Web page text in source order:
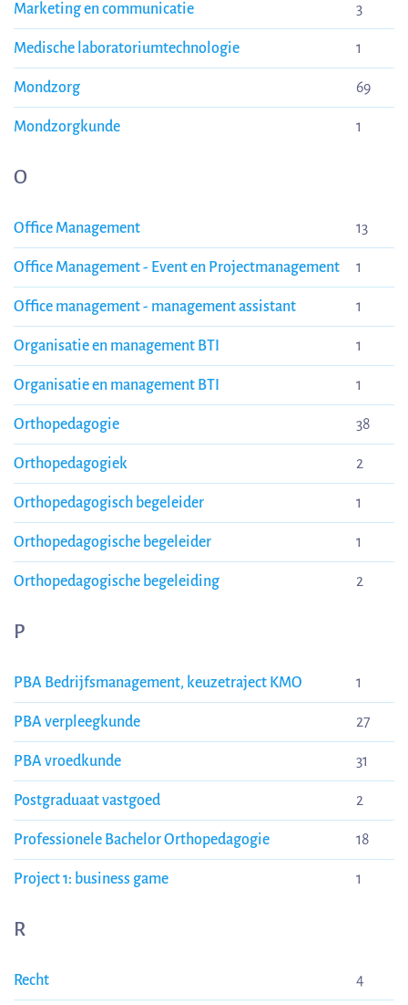
Marketing en communicatie 3
Medische laboratoriumtechnologie 1
Mondzorg 69
Mondzorgkunde 1
O
Office Management 13
Office Management - Event en Projectmanagement 1
Office management - management assistant 1
Organisatie en management BTI 1
Organisatie en management BTI 1
Orthopedagogie 38
Orthopedagogiek 2
Orthopedagogisch begeleider 1
Orthopedagogische begeleider 1
Orthopedagogische begeleiding 2
P
PBA Bedrijfsmanagement, keuzetraject KMO 1
PBA verpleegkunde 27
PBA vroedkunde 31
Postgraduaat vastgoed 2
Professionele Bachelor Orthopedagogie 18
Project 1: business game 1
R
Recht 4